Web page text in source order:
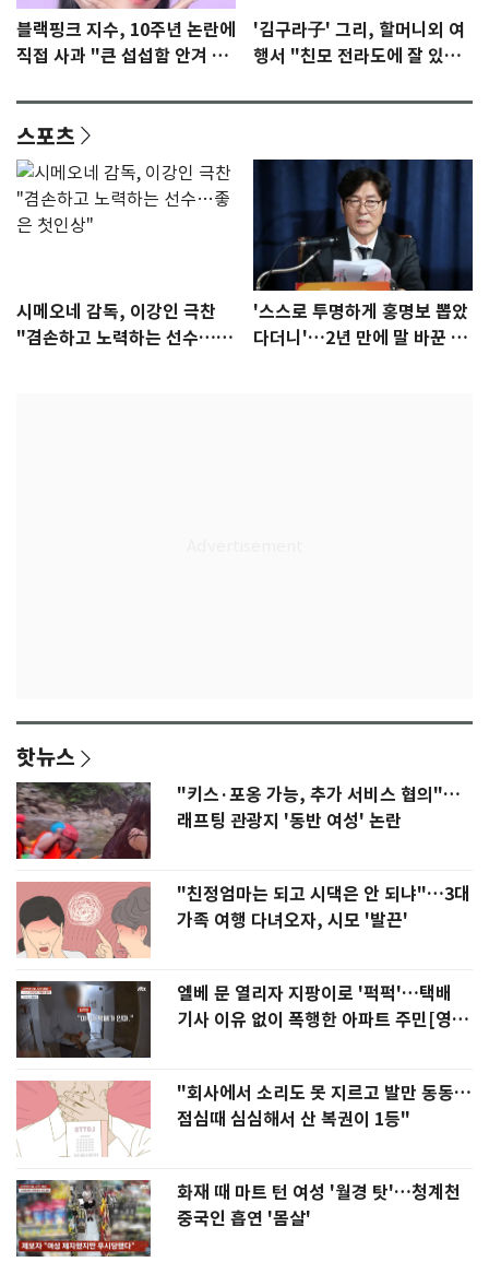
블랙핑크 지수, 10주년 논란에
직접 사과 "큰 섭섭함 안겨 미
'김구라子' 그리, 할머니외 여
행서 "친모 전라도에 잘 있
스포츠
시메오네 감독, 이강인 극찬
"겸손하고 노력하는 선수…좋
'스스로 투명하게 홍명보 뽑았
다더니'…2년 만에 말 바꾼 이
핫뉴스
"키스·포옹 가능, 추가 서비스 협의"…
래프팅 관광지 '동반 여성' 논란
"친정엄마는 되고 시댁은 안 되냐"…3대
가족 여행 다녀오자, 시모 '발끈'
엘베 문 열리자 지팡이로 '퍽퍽'…택배
기사 이유 없이 폭행한 아파트 주민[영
"회사에서 소리도 못 지르고 발만 동동…
점심때 심심해서 산 복권이 1등"
화재 때 마트 턴 여성 '월경 탓'…청계천
중국인 흡연 '몸살'